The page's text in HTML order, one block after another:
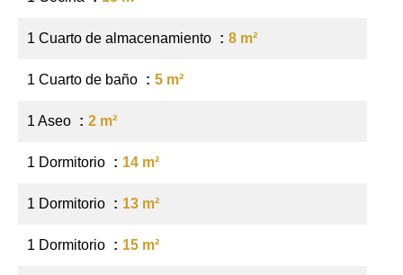
1 Cuarto de almacenamiento 8 m²
1 Cuarto de baño 5 m²
1 Aseo 2 m²
1 Dormitorio 14 m²
1 Dormitorio 13 m²
1 Dormitorio 15 m²